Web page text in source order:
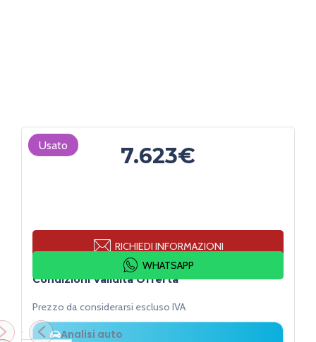
Usato 7.623€
RICHIEDI INFORMAZIONI
Condizioni Validità Offerta
Prezzo da considerarsi escluso IVA
WHATSAPP
Analisi auto